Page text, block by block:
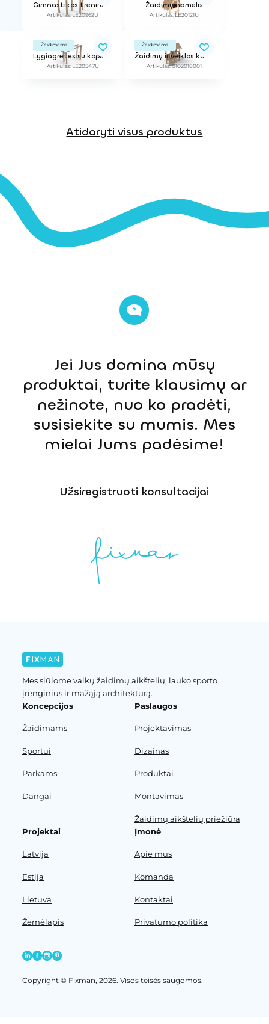
Gimnastikos treniruoklis
Artikulas: LE20962U
Žaidimų namelis
Artikulas: LE20121U
Žaidimams
Lygiagretės su kopetėlėmis
Artikulas: LE20547U
Žaidimams
Žaidimų ir veiklos kompleksas
Artikulas: 0102018001
Atidaryti visus produktus
Jei Jus domina mūsų
produktai, turite klausimų ar
nežinote, nuo ko pradėti,
susisiekite su mumis. Mes
mielai Jums padėsime!
Užsiregistruoti konsultacijai
Mes siūlome vaikų žaidimų aikštelių, lauko sporto
įrenginius ir mažąją architektūrą.
Koncepcijos
Žaidimams
Sportui
Parkams
Dangai
Paslaugos
Projektavimas
Dizainas
Produktai
Montavimas
Žaidimų aikštelių priežiūra
Projektai
Latvija
Estija
Lietuva
Žemėlapis
Įmonė
Apie mus
Komanda
Kontaktai
Privatumo politika
Copyright © Fixman, 2026. Visos teisės saugomos.